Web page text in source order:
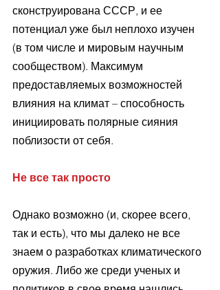
сконструирована СССР, и ее
потенциал уже был неплохо изучен
(в том числе и мировым научным
сообществом). Максимум
предоставляемых возможностей
влияния на климат – способность
инициировать полярные сияния
поблизости от себя.
Не все так просто
Однако возможно (и, скорее всего,
так и есть), что мы далеко не все
знаем о разработках климатического
оружия. Либо же среди ученых и